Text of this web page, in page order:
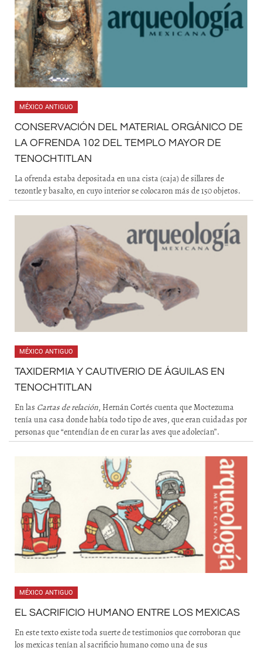
MÉXICO ANTIGUO
CONSERVACIÓN DEL MATERIAL ORGÁNICO DE
LA OFRENDA 102 DEL TEMPLO MAYOR DE
TENOCHTITLAN
La ofrenda estaba depositada en una cista (caja) de sillares de
tezontle y basalto, en cuyo interior se colocaron más de 150 objetos.
MÉXICO ANTIGUO
TAXIDERMIA Y CAUTIVERIO DE ÁGUILAS EN
TENOCHTITLAN
En las Cartas de relación, Hernán Cortés cuenta que Moctezuma
tenía una casa donde había todo tipo de aves, que eran cuidadas por
personas que “entendían de en curar las aves que adolecían”.
MÉXICO ANTIGUO
EL SACRIFICIO HUMANO ENTRE LOS MEXICAS
En este texto existe toda suerte de testimonios que corroboran que
los mexicas tenían al sacrificio humano como una de sus